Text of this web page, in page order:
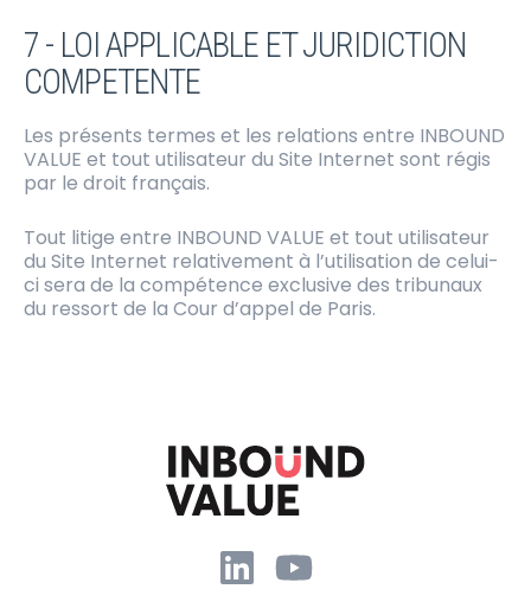
7 - LOI APPLICABLE ET JURIDICTION
COMPETENTE
Les présents termes et les relations entre INBOUND
VALUE et tout utilisateur du Site Internet sont régis
par le droit français.
Tout litige entre INBOUND VALUE et tout utilisateur
du Site Internet relativement à l’utilisation de celui-
ci sera de la compétence exclusive des tribunaux
du ressort de la Cour d’appel de Paris.